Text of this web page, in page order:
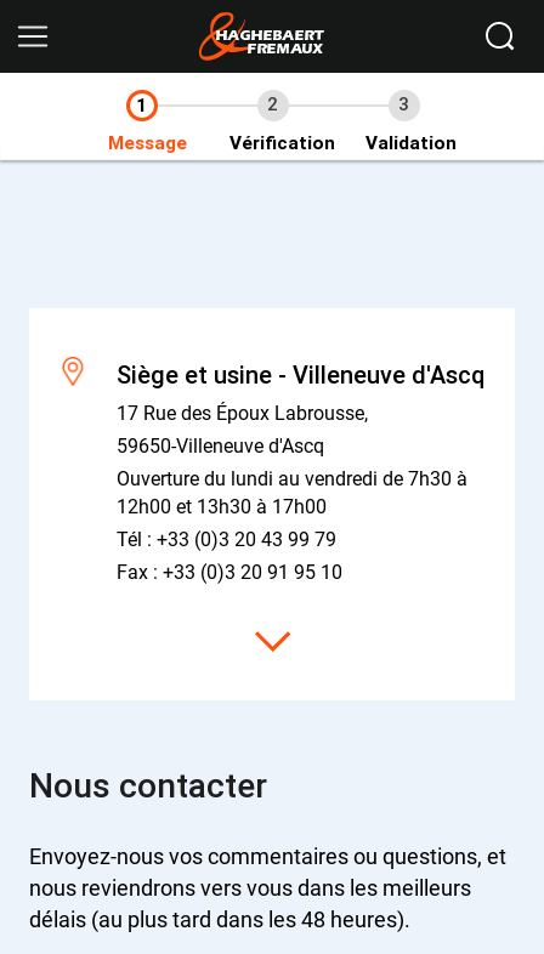
Ikomobi
Nous contacter
1
Message
2
Vérification
3
Validation
Siège et usine - Villeneuve d'Ascq
17 Rue des Époux Labrousse,
59650-Villeneuve d'Ascq
Ouverture du lundi au vendredi de 7h30 à
12h00 et 13h30 à 17h00
Tél : +33 (0)3 20 43 99 79
Fax : +33 (0)3 20 91 95 10
Nous contacter
Envoyez-nous vos commentaires ou questions, et
nous reviendrons vers vous dans les meilleurs
délais (au plus tard dans les 48 heures).